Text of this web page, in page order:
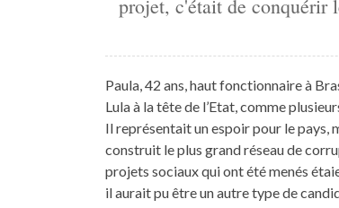
projet, c'était de conquérir
Paula, 42 ans, haut fonctionnaire à
Lula à la tête de l’Etat, comme
Il représentait un espoir pour le pays,
construit le plus grand réseau de
projets sociaux qui ont été menés
il aurait pu être un autre type de